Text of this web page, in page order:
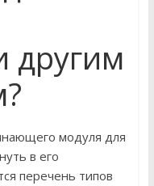
другим
модуля для
в его
перечень типов